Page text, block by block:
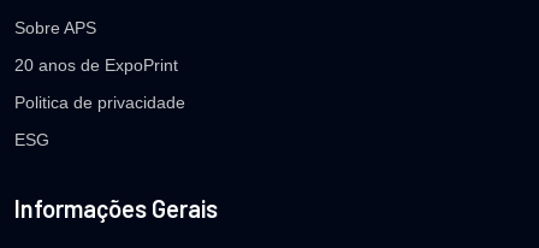
Sobre APS
20 anos de ExpoPrint
Politica de privacidade
ESG
Informações Gerais